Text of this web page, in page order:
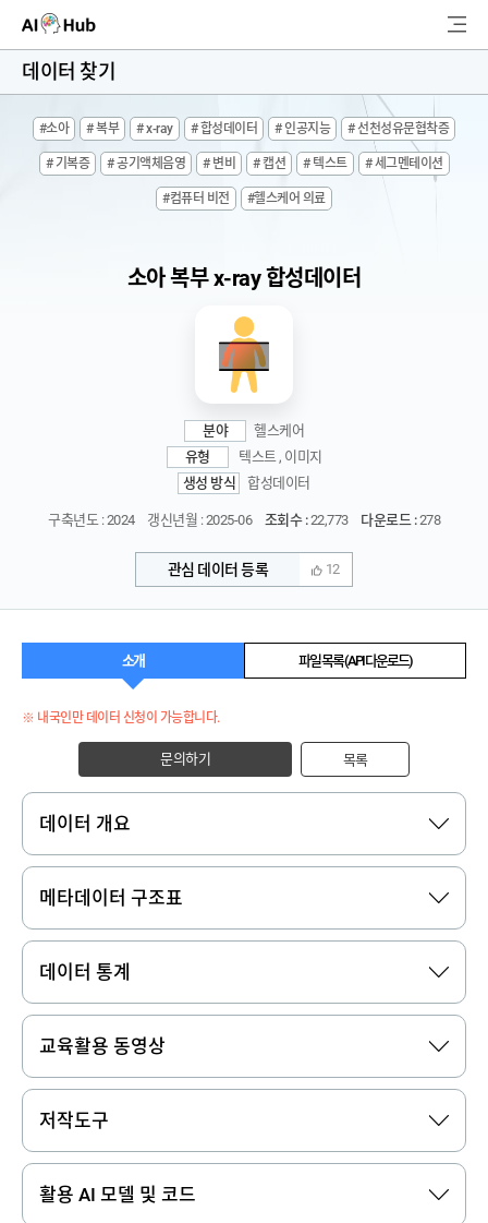
AI-Hub
검
색
데이터 찾기
#소아 # 복부 # x-ray # 합성데이터 # 인공지능 # 선천성유문협착증
# 기복증 # 공기액체음영 # 변비 # 캡션 # 텍스트 # 세그멘테이션
#컴퓨터 비전 #헬스케어 의료
소아 복부 x-ray 합성데이터
분야
헬스케어
유형
텍스트 , 이미지
생성 방식
합성데이터
구축년도 : 2024 갱신년월 : 2025-06 조회수 :22,773 다운로드 :278
관심 데이터 등록 12
소개 파일 목록 (API 다운로드)
※ 내국인만 데이터 신청이 가능합니다.
문의하기 목록
데이터 개요
메타데이터 구조표
데이터 통계
교육활용 동영상
저작도구
활용 AI 모델 및 코드